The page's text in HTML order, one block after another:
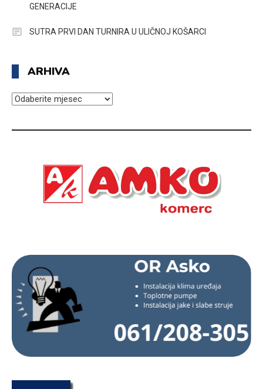
GENERACIJE
SUTRA PRVI DAN TURNIRA U ULIČNOJ KOŠARCI
ARHIVA
ARHIVA